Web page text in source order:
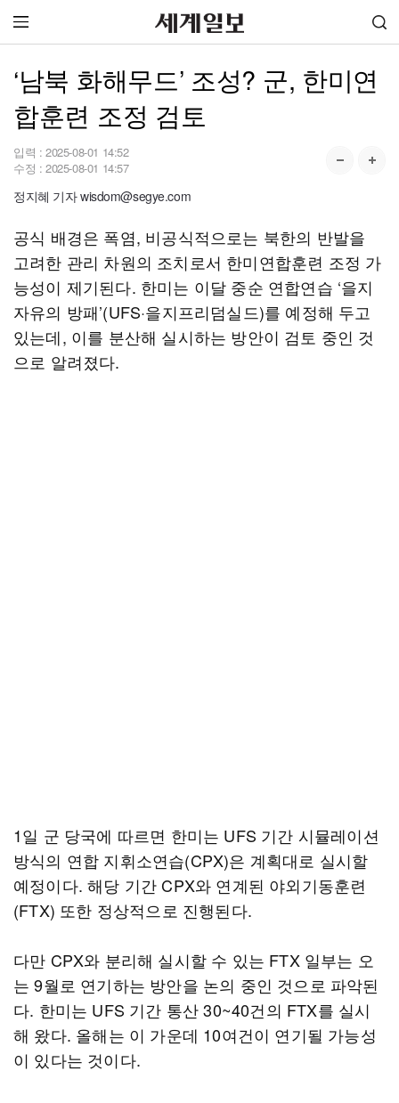
‘남북 화해무드’ 조성? 군, 한미연
합훈련 조정 검토
입력 : 2025-08-01 14:52
수정 : 2025-08-01 14:57
정지혜 기자 wisdom@segye.com
공식 배경은 폭염, 비공식적으로는 북한의 반발을
고려한 관리 차원의 조치로서 한미연합훈련 조정 가
능성이 제기된다. 한미는 이달 중순 연합연습 ‘을지
자유의 방패’(UFS·을지프리덤실드)를 예정해 두고
있는데, 이를 분산해 실시하는 방안이 검토 중인 것
으로 알려졌다.
1일 군 당국에 따르면 한미는 UFS 기간 시뮬레이션
방식의 연합 지휘소연습(CPX)은 계획대로 실시할
예정이다. 해당 기간 CPX와 연계된 야외기동훈련
(FTX) 또한 정상적으로 진행된다.
다만 CPX와 분리해 실시할 수 있는 FTX 일부는 오
는 9월로 연기하는 방안을 논의 중인 것으로 파악된
다. 한미는 UFS 기간 통산 30~40건의 FTX를 실시
해 왔다. 올해는 이 가운데 10여건이 연기될 가능성
이 있다는 것이다.